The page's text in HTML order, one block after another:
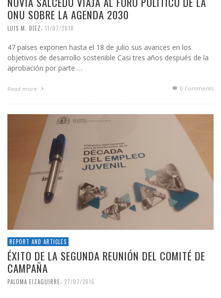
ONU SOBRE LA AGENDA 2030
LUIS M. DIEZ, 11/07/2018
47 países exponen hasta el 18 de julio sus avances en los
objetivos de desarrollo sostenible Casi tres años después de la
aprobación por parte …
Read more 0 Comments
REPORT AND ARTICLES
ÉXITO DE LA SEGUNDA REUNIÓN DEL COMITÉ DE
CAMPAÑA
PALOMA EIZAGUIRRE, 27/07/2016